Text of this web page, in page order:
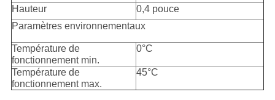
Hauteur
0,4 pouce
Paramètres environnementaux
Température de
fonctionnement min.
0°C
Température de
fonctionnement max.
45°C